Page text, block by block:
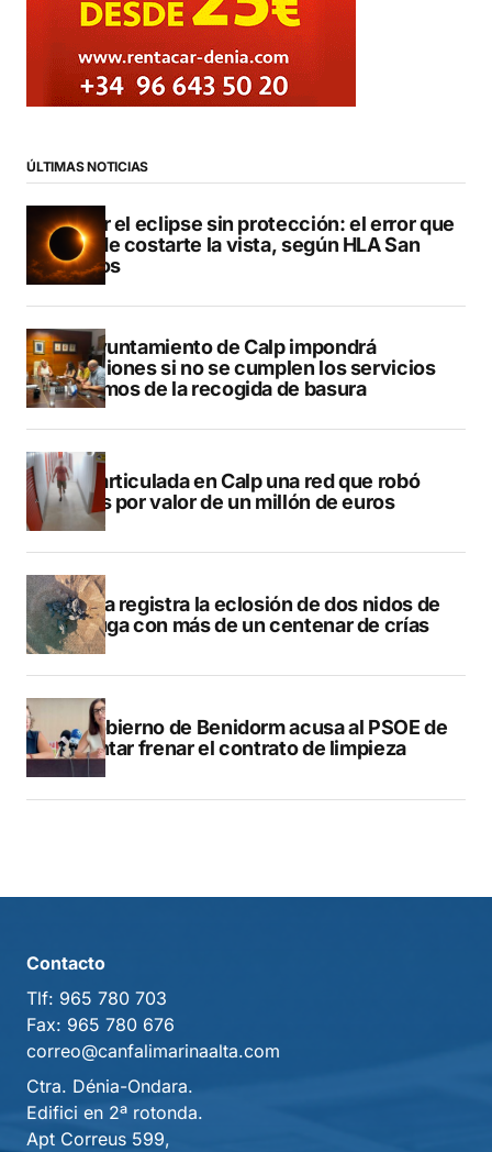
ÚLTIMAS NOTICIAS
Mirar el eclipse sin protección: el error que
puede costarte la vista, según HLA San
Carlos
El Ayuntamiento de Calp impondrá
sanciones si no se cumplen los servicios
mínimos de la recogida de basura
Desarticulada en Calp una red que robó
joyas por valor de un millón de euros
Dénia registra la eclosión de dos nidos de
tortuga con más de un centenar de crías
El gobierno de Benidorm acusa al PSOE de
intentar frenar el contrato de limpieza
Contacto
Tlf: 965 780 703
Fax: 965 780 676
correo@canfalimarinaalta.com
Ctra. Dénia-Ondara.
Edifici en 2ª rotonda.
Apt Correus 599,